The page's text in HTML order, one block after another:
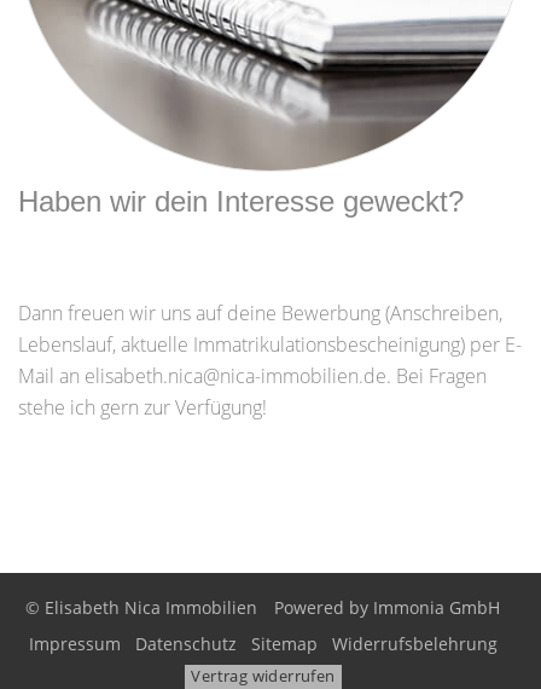
Haben wir dein Interesse geweckt?
Dann freuen wir uns auf deine Bewerbung (Anschreiben,
Lebenslauf, aktuelle Immatrikulationsbescheinigung) per E-
Mail an elisabeth.nica@nica-immobilien.de. Bei Fragen
stehe ich gern zur Verfügung!
© Elisabeth Nica Immobilien
Powered by Immonia GmbH
Impressum
Datenschutz Sitemap Widerrufsbelehrung
Vertrag widerrufen